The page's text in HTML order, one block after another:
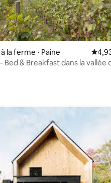
la ferme ⋅ Paine
Bed & Breakfast dans la vallée